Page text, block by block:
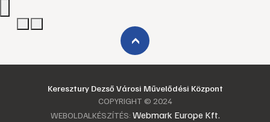
›
Keresztury Dezső Városi Művelődési Központ
COPYRIGHT © 2024
WEBOLDALKÉSZÍTÉS: Webmark Europe Kft.